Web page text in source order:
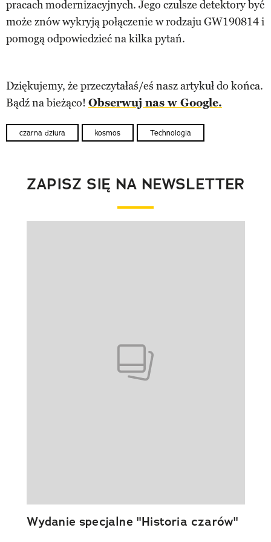
pracach modernizacyjnych. Jego czulsze detektory być
może znów wykryją połączenie w rodzaju GW190814 i
pomogą odpowiedzieć na kilka pytań.
Dziękujemy, że przeczytałaś/eś nasz artykuł do końca.
Bądź na bieżąco! Obserwuj nas w Google.
czarna dziura kosmos Technologia
ZAPISZ SIĘ NA NEWSLETTER
Wydanie specjalne "Historia czarów"